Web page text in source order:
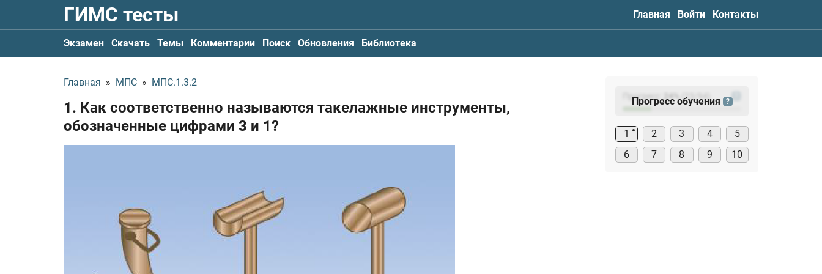
ГИМС тесты Главная Войти Контакты
Экзамен Скачать Темы Комментарии Поиск Обновления Библиотека
Главная » МПС » МПС.1.3.2
1. Как соответственно называются такелажные инструменты,
обозначенные цифрами 3 и 1?
Прогресс: (23
Прогресс обучения ?
1 2 3 4
5
6
7 8 9 10